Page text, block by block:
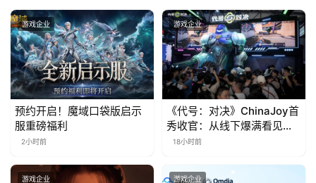
金
茶
奖
7
月
游戏企业
预约开启！魔域口袋版启示
服重磅福利
2小时前
游戏企业
《代号：对决》ChinaJoy首
秀收官：从线下爆满看见玩
家的真实期待
18小时前
游戏企业 游戏企业